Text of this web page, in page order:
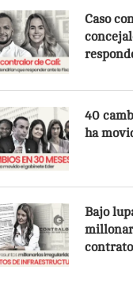
Caso
40
ha
Bajo